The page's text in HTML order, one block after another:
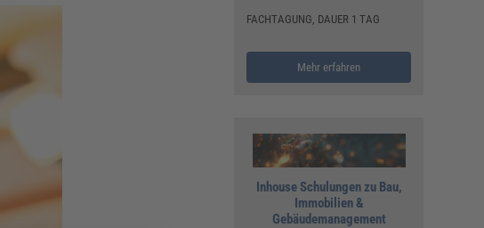
FACHTAGUNG, DAUER 1 TAG
Mehr erfahren
Inhouse Schulungen zu Bau,
Immobilien &
Gebäudemanagement